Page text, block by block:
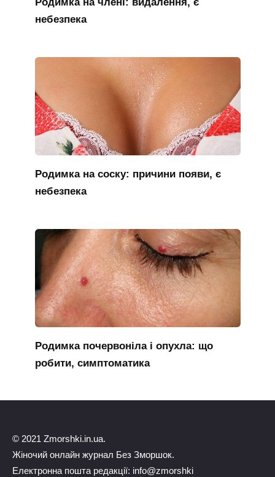
небезпека
Родимка на соску: причини появи, є
небезпека
Родимка почервоніла і опухла: що
робити, симптоматика
© 2021 Zmorshki.in.ua.
Жіночий онлайн журнал Без Зморшок.
Електронна пошта редакції: info@zmorshki